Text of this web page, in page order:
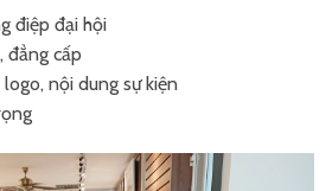
điệp đại hội
đẳng cấp
nội dung sự kiện